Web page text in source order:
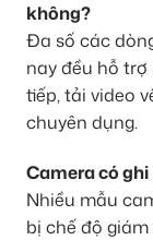
không?
Đa số các
nay đều hỗ
tiếp, tải video
chuyên dụng.
Camera có
Nhiều mẫu
bị chế độ